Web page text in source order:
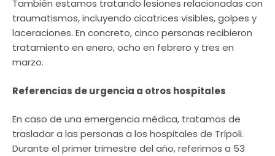
También estamos tratando lesiones relacionadas con
traumatismos, incluyendo cicatrices visibles, golpes y
laceraciones. En concreto, cinco personas recibieron
tratamiento en enero, ocho en febrero y tres en
marzo.
Referencias de urgencia a otros hospitales
En caso de una emergencia médica, tratamos de
trasladar a las personas a los hospitales de Trípoli.
Durante el primer trimestre del año, referimos a 53